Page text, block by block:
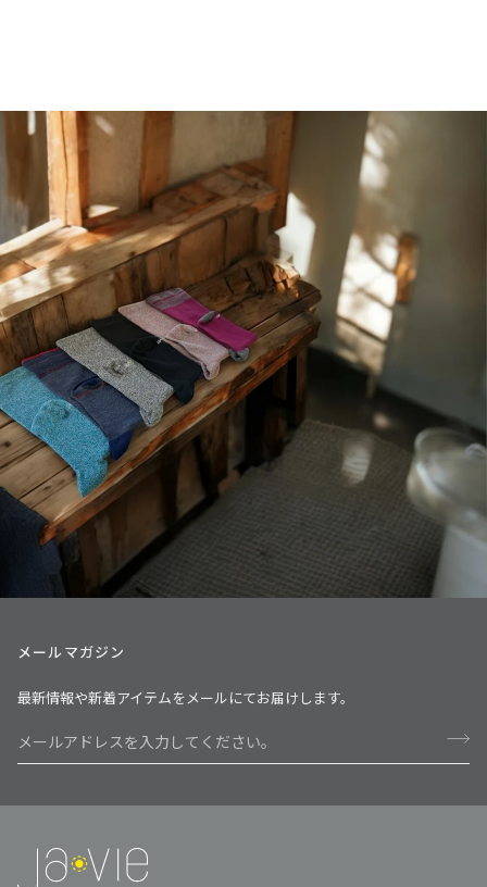
メールマガジン
最新情報や新着アイテムをメールにてお届けします。